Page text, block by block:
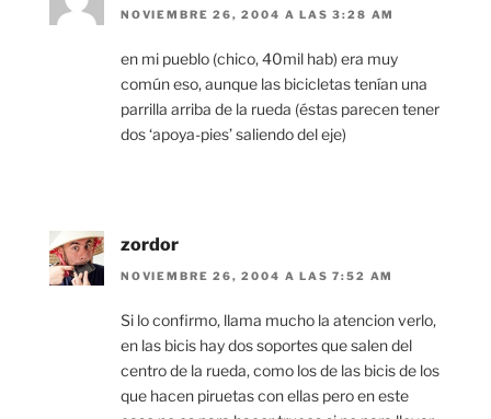
NOVIEMBRE 26, 2004 A LAS 3:28 AM
en mi pueblo (chico, 40mil hab) era muy
común eso, aunque las bicicletas tenían una
parrilla arriba de la rueda (éstas parecen tener
dos ‘apoya-pies’ saliendo del eje)
zordor
NOVIEMBRE 26, 2004 A LAS 7:52 AM
Si lo confirmo, llama mucho la atencion verlo,
en las bicis hay dos soportes que salen del
centro de la rueda, como los de las bicis de los
que hacen piruetas con ellas pero en este